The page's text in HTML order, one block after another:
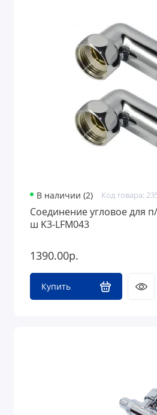
В наличии (2) Код товара:
Соединение угловое для
ш K3-LFM043
1390.00р.
Купить